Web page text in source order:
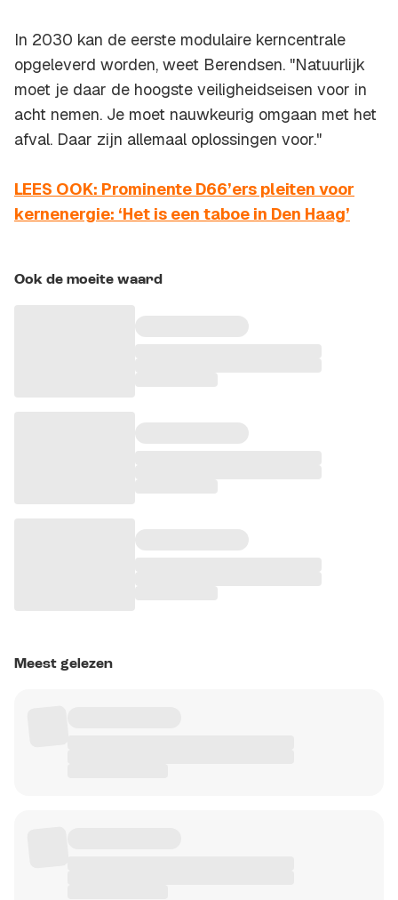
In 2030 kan de eerste modulaire kerncentrale
opgeleverd worden, weet Berendsen. "Natuurlijk
moet je daar de hoogste veiligheidseisen voor in
acht nemen. Je moet nauwkeurig omgaan met het
afval. Daar zijn allemaal oplossingen voor."
LEES OOK: Prominente D66’ers pleiten voor
kernenergie: ‘Het is een taboe in Den Haag’
Ook de moeite waard
Meest gelezen